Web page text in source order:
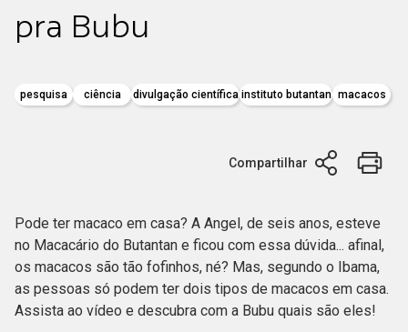
pra Bubu
pesquisa ciência divulgação científica instituto butantan macacos
Compartilhar
Pode ter macaco em casa? A Angel, de seis anos, esteve
no Macacário do Butantan e ficou com essa dúvida... afinal,
os macacos são tão fofinhos, né? Mas, segundo o Ibama,
as pessoas só podem ter dois tipos de macacos em casa.
Assista ao vídeo e descubra com a Bubu quais são eles!